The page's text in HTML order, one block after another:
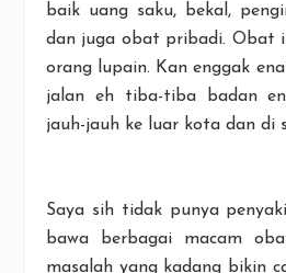
baik uang saku, bekal,
dan juga obat pribadi. Obat
orang lupain. Kan enggak
jalan eh tiba-tiba badan
jauh-jauh ke luar kota dan di
Saya sih tidak punya
bawa berbagai macam
masalah yang kadang bikin